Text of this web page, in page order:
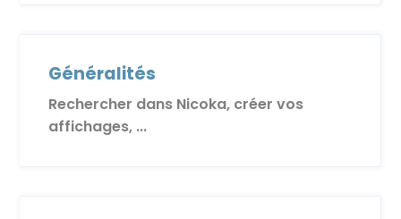
Généralités
Rechercher dans Nicoka, créer vos
affichages, ...